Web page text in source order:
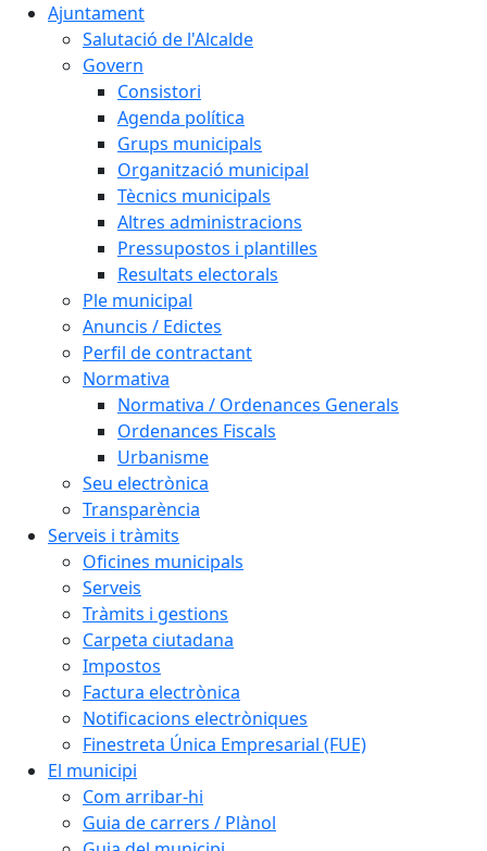
Ajuntament
Salutació de l'Alcalde
Govern
Consistori
Agenda política
Grups municipals
Organització municipal
Tècnics municipals
Altres administracions
Pressupostos i plantilles
Resultats electorals
Ple municipal
Anuncis / Edictes
Perfil de contractant
Normativa
Normativa / Ordenances Generals
Ordenances Fiscals
Urbanisme
Seu electrònica
Transparència
Serveis i tràmits
Oficines municipals
Serveis
Tràmits i gestions
Carpeta ciutadana
Impostos
Factura electrònica
Notificacions electròniques
Finestreta Única Empresarial (FUE)
El municipi
Com arribar-hi
Guia de carrers / Plànol